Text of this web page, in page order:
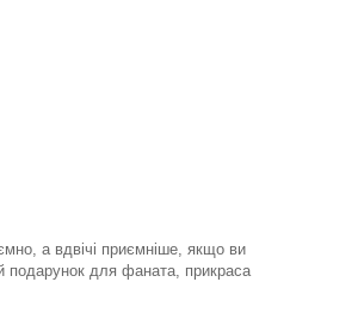
а вдвічі приємніше, якщо ви
подарунок для фаната, прикраса